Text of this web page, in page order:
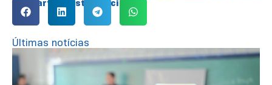
Compartilhe esta notícia:
Últimas notícias